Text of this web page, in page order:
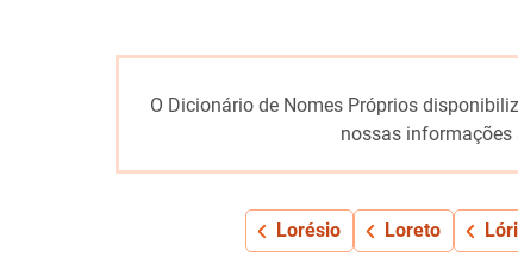
O Dicionário de Nomes Próprios
nossas
Lorésio Loreto